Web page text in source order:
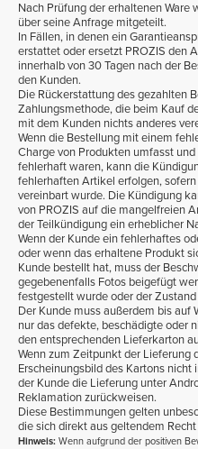
Nach Prüfung der erhaltenen Ware
über seine Anfrage mitgeteilt.
In Fällen, in denen ein
erstattet oder ersetzt PROZIS den
innerhalb von 30 Tagen nach der
den Kunden.
Die Rückerstattung des gezahlten
Zahlungsmethode, die beim Kauf
mit dem Kunden nichts anderes
Wenn die Bestellung mit einem
Charge von Produkten umfasst
fehlerhaft waren, kann die
fehlerhaften Artikel erfolgen,
vereinbart wurde. Die Kündigung
von PROZIS auf die mangelfreien
der Teilkündigung ein erheblicher
Wenn der Kunde ein fehlerhaftes
oder wenn das erhaltene Produkt
Kunde bestellt hat, muss der
gegebenenfalls Fotos beigefügt
festgestellt wurde oder der
Der Kunde muss außerdem bis auf
nur das defekte, beschädigte oder
den entsprechenden Lieferkarton
Wenn zum Zeitpunkt der Lieferung
Erscheinungsbild des Kartons
der Kunde die Lieferung unter
Reklamation zurückweisen.
Diese Bestimmungen gelten
die sich direkt aus geltendem
Hinweis: Wenn aufgrund der positiven